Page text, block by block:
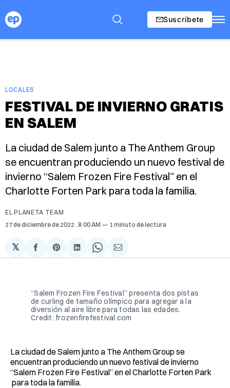
Suscríbete
LOCALES
FESTIVAL DE INVIERNO GRATIS
EN SALEM
La ciudad de Salem junto a The Anthem Group
se encuentran produciendo un nuevo festival de
invierno “Salem Frozen Fire Festival” en el
Charlotte Forten Park para toda la familia.
EL PLANETA TEAM
27 de diciembre de 2022 . 8:00 AM 1 minuto de lectura
𝕏
Compartir
en
Share
on
Compartir
en
Share
on
Compartir
via
“Salem Frozen Fire Festival” presenta dos pistas
de curling de tamaño olímpico para agregar a la
diversión al aire libre para todas las edades.
Credit: frozenfirefestival.com
La ciudad de Salem junto a The Anthem Group se
encuentran produciendo un nuevo festival de invierno
“Salem Frozen Fire Festival” en el Charlotte Forten Park
para toda la familia.